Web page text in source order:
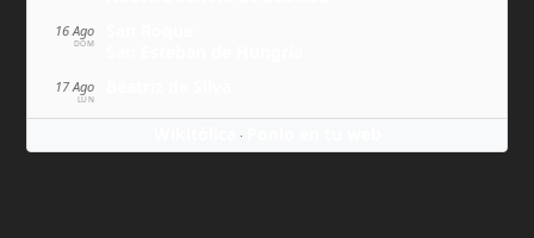
16 Ago
DOM
17 Ago
LUN
·